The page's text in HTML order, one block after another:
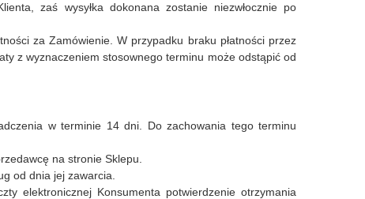
zaś wysyłka dokonana zostanie niezwłocznie po
za Zamówienie. W przypadku braku płatności przez
z wyznaczeniem stosownego terminu może odstąpić od
w terminie 14 dni. Do zachowania tego terminu
na stronie Sklepu.
od dnia jej zawarcia.
elektronicznej Konsumenta potwierdzenie otrzymania